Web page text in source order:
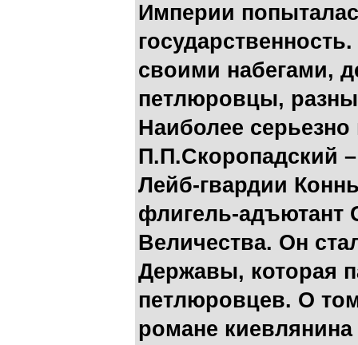
Империи
своими набегами,
петлюровцы,
Наиболее
П.П.Скоропадский
Лейб-гвардии
флигель-адъютант
Величества. Он
Державы, которая
петлюровцев. О
романе